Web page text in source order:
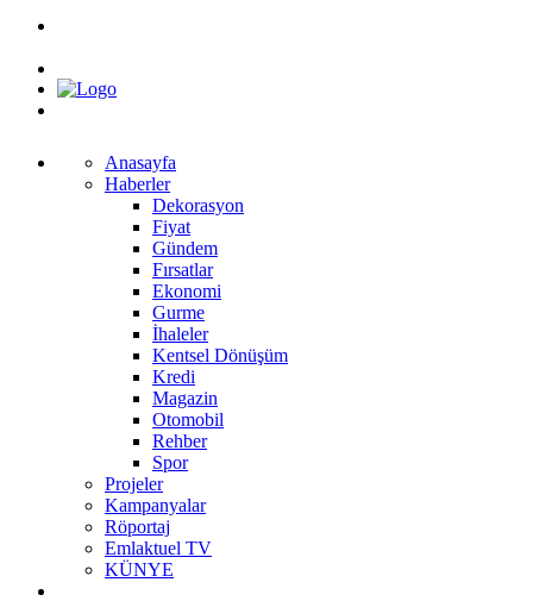
Anasayfa
Haberler
Dekorasyon
Fiyat
Gündem
Fırsatlar
Ekonomi
Gurme
İhaleler
Kentsel Dönüşüm
Kredi
Magazin
Otomobil
Rehber
Spor
Projeler
Kampanyalar
Röportaj
Emlaktuel TV
KÜNYE